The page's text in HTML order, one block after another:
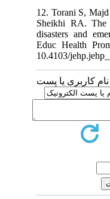
12. Torani S,
Sheikhi RA.
disasters and
Educ Health
10.4103/
کاربری یا پست